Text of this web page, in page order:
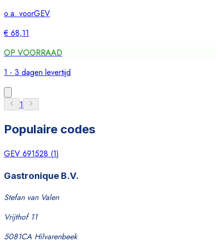
o.a. voorGEV
€ 68,11
OP VOORRAAD
1 - 3 dagen levertijd
1
Populaire codes
GEV 691528 (1)
Gastronique B.V.
Stefan van Valen
Vrijthof 11
5081CA Hilvarenbeek